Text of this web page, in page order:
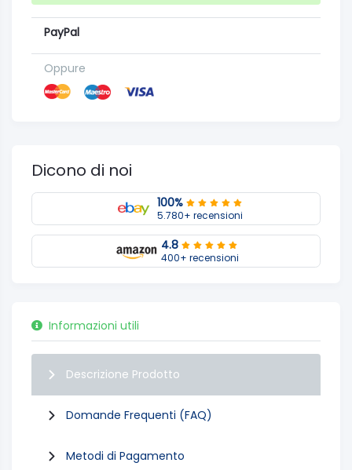
PayPal
Oppure
Dicono di noi
100%
5.780+ recensioni
4.8
400+ recensioni
Informazioni utili
Descrizione Prodotto
Domande Frequenti (FAQ)
Metodi di Pagamento